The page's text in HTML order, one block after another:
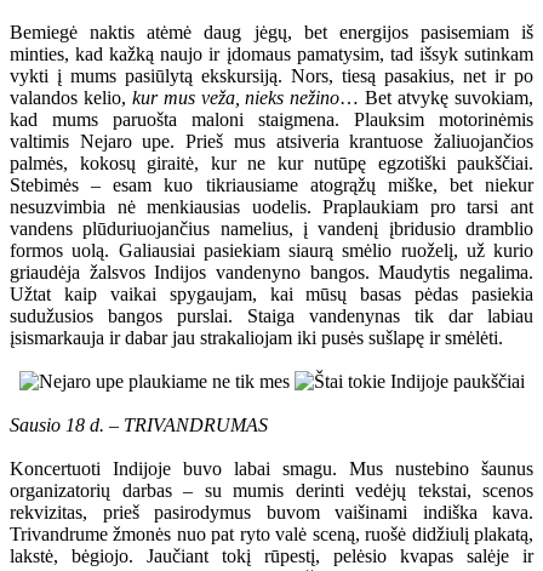
Bemiegė naktis atėmė daug jėgų, bet energijos pasisemiam iš
minties, kad kažką naujo ir įdomaus pamatysim, tad išsyk sutinkam
vykti į mums pasiūlytą ekskursiją. Nors, tiesą pasakius, net ir po
valandos kelio, kur mus veža, nieks nežino… Bet atvykę suvokiam,
kad mums paruošta maloni staigmena. Plauksim motorinėmis
valtimis Nejaro upe. Prieš mus atsiveria krantuose žaliuojančios
palmės, kokosų giraitė, kur ne kur nutūpę egzotiški paukščiai.
Stebimės – esam kuo tikriausiame atogrąžų miške, bet niekur
nesuzvimbia nė menkiausias uodelis. Praplaukiam pro tarsi ant
vandens plūduriuojančius namelius, į vandenį įbridusio dramblio
formos uolą. Galiausiai pasiekiam siaurą smėlio ruoželį, už kurio
griaudėja žalsvos Indijos vandenyno bangos. Maudytis negalima.
Užtat kaip vaikai spygaujam, kai mūsų basas pėdas pasiekia
sudužusios bangos purslai. Staiga vandenynas tik dar labiau
įsismarkauja ir dabar jau strakaliojam iki pusės sušlapę ir smėlėti.
Sausio 18 d. – TRIVANDRUMAS
Koncertuoti Indijoje buvo labai smagu. Mus nustebino šaunus
organizatorių darbas – su mumis derinti vedėjų tekstai, scenos
rekvizitas, prieš pasirodymus buvom vaišinami indiška kava.
Trivandrume žmonės nuo pat ryto valė sceną, ruošė didžiulį plakatą,
lakstė, bėgiojo. Jaučiant tokį rūpestį, pelėsio kvapas salėje ir